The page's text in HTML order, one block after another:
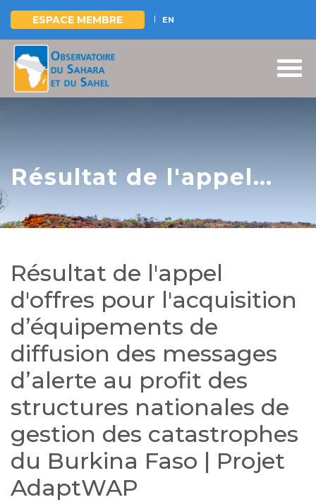
Aller
contenu
ESPACE MEMBRE EN
Résultat de l'appel
l'acquisition
d’équipements de
diffusion des
messages d’alerte au
profit des structures
nationales de gestion
des catastrophes du
Burkina Faso | Projet
AdaptWAP
Résultat de l'appel
d'offres pour l'acquisition
d’équipements de
diffusion des messages
d’alerte au profit des
structures nationales de
gestion des catastrophes
du Burkina Faso | Projet
AdaptWAP